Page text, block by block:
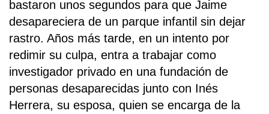
bastaron unos segundos para que Jaime
desapareciera de un parque infantil sin dejar
rastro. Años más tarde, en un intento por
redimir su culpa, entra a trabajar como
investigador privado en una fundación de
personas desaparecidas junto con Inés
Herrera, su esposa, quien se encarga de la